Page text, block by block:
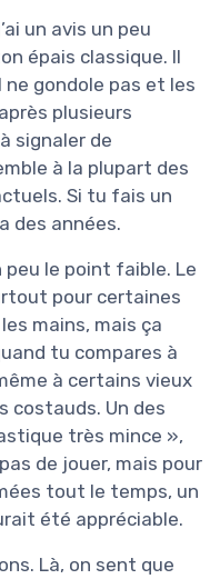
un avis un peu
épais classique. Il
gondole pas et les
plusieurs
signaler de
à la plupart des
Si tu fais un
des années.
peu le point faible. Le
pour certaines
mains, mais ça
tu compares à
à certains vieux
costauds. Un des
très mince »,
de jouer, mais pour
tout le temps, un
été appréciable.
Là, on sent que